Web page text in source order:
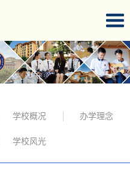
学校概况 办学理念
学校风光